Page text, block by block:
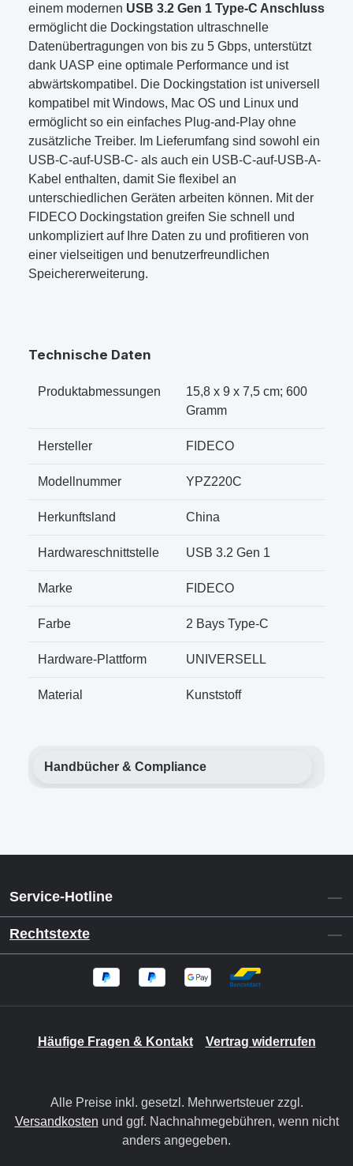
einem modernen USB 3.2 Gen 1 Type-C Anschluss
ermöglicht die Dockingstation ultraschnelle
Datenübertragungen von bis zu 5 Gbps, unterstützt
dank UASP eine optimale Performance und ist
abwärtskompatibel. Die Dockingstation ist universell
kompatibel mit Windows, Mac OS und Linux und
ermöglicht so ein einfaches Plug-and-Play ohne
zusätzliche Treiber. Im Lieferumfang sind sowohl ein
USB-C-auf-USB-C- als auch ein USB-C-auf-USB-A-
Kabel enthalten, damit Sie flexibel an
unterschiedlichen Geräten arbeiten können. Mit der
FIDECO Dockingstation greifen Sie schnell und
unkompliziert auf Ihre Daten zu und profitieren von
einer vielseitigen und benutzerfreundlichen
Speichererweiterung.
Technische Daten
Produktabmessungen
15,8 x 9 x 7,5 cm; 600
Gramm
Hersteller FIDECO
Modellnummer YPZ220C
Herkunftsland China
Hardwareschnittstelle USB 3.2 Gen 1
Marke FIDECO
Farbe 2 Bays Type-C
Hardware-Plattform UNIVERSELL
Material Kunststoff
Handbücher & Compliance
Service-Hotline
Rechtstexte
Häufige Fragen & Kontakt Vertrag widerrufen
Alle Preise inkl. gesetzl. Mehrwertsteuer zzgl.
Versandkosten und ggf. Nachnahmegebühren, wenn nicht
anders angegeben.